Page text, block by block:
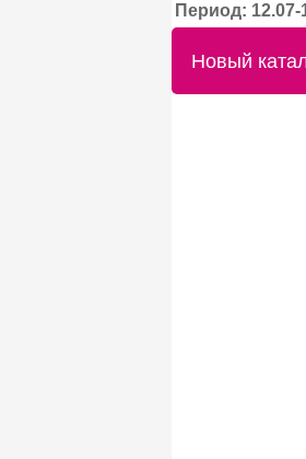
Период: 12.07-
Новый